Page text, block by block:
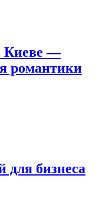
Киеве —
романтики
для бизнеса